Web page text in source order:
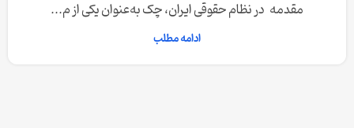
مقدمه در نظام حقوقی ایران، چک به‌عنوان یکی از م...
ادامه مطلب